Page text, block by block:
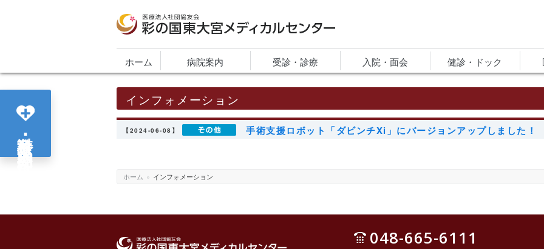
各診療科･部門紹介
ホーム 病院案内 受診・診療 入院・面会 健診・ドック
インフォメーション
【2024-06-08】 手術支援ロボット「ダビンチXi」にバージョンアップしました！
ホーム » インフォメーション
048-665-6111